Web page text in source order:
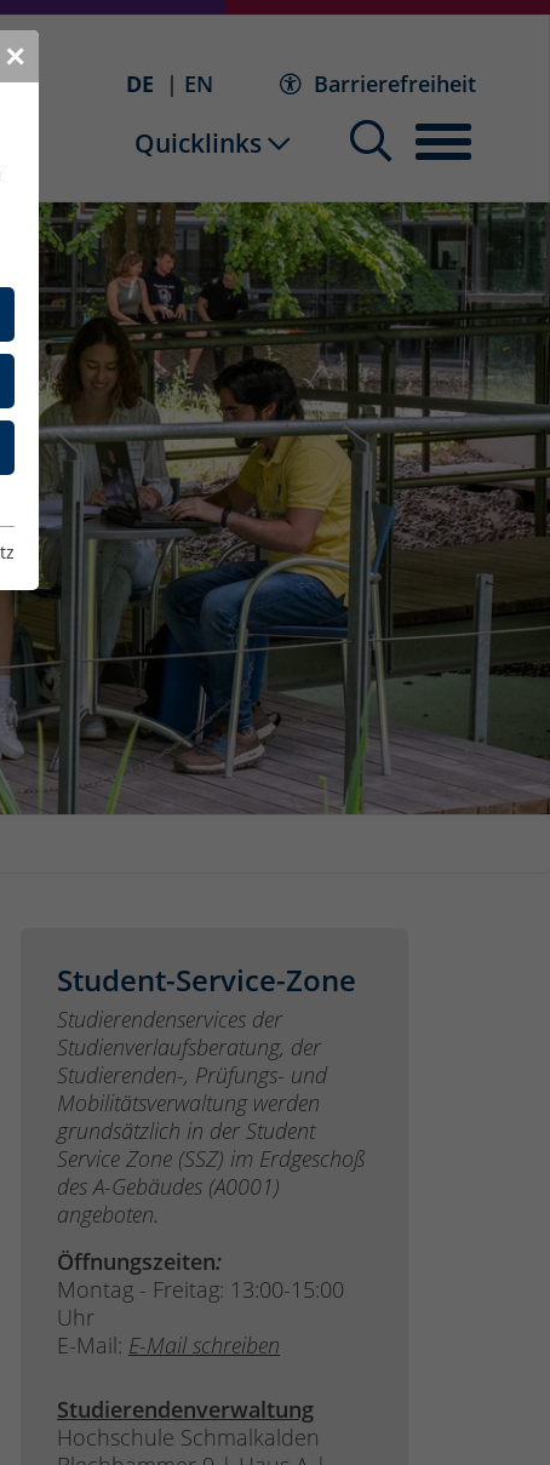
✕
DE EN Barrierefreiheit
Quicklinks
Student-Service-Zone
Studierendenservices der
Studienverlaufsberatung, der
Studierenden-, Prüfungs- und
Mobilitätsverwaltung werden
grundsätzlich in der Student
Service Zone (SSZ) im Erdgeschoß
des A-Gebäudes (A0001)
angeboten.
Öffnungszeiten:
Montag - Freitag: 13:00-15:00
Uhr
E-Mail: E-Mail schreiben
Studierendenverwaltung
Hochschule Schmalkalden